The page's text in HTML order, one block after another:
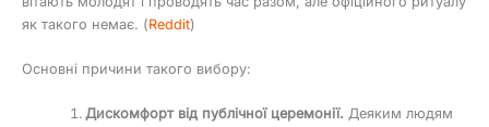
як такого немає. (Reddit)
Основні причини такого вибору:
Дискомфорт від публічної церемонії. Деяким людям